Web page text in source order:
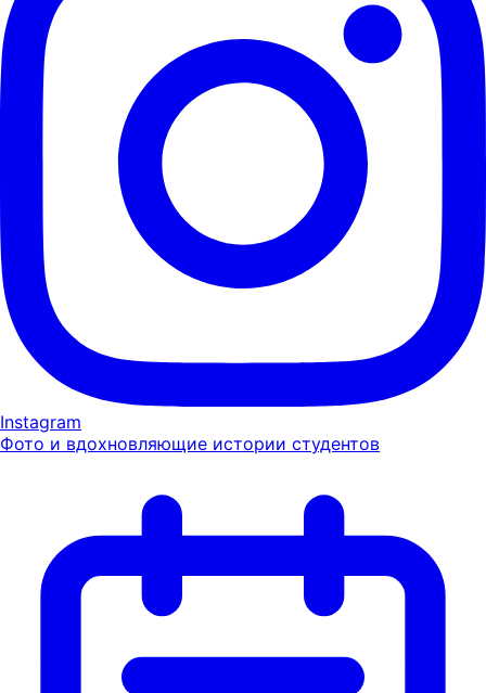
Instagram
Фото и вдохновляющие истории студентов